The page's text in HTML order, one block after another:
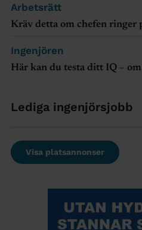
Arbetsrätt
Kräv detta om chefen ringer
Ingenjören
Här kan du testa ditt IQ –
Lediga ingenjörsjobb
Visa platsannonser